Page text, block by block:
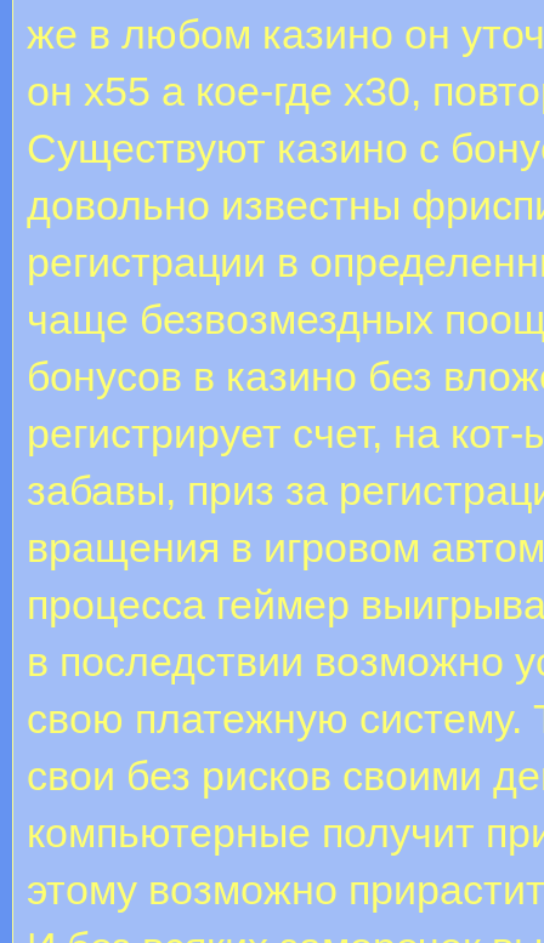
же в любом казино он
он х55 а кое-где х30,
Существуют казино с
довольно известны
регистрации в
чаще безвозмездных
бонусов в казино без
регистрирует счет, на
забавы, приз за
вращения в игровом
процесса геймер
в последствии возможно
свою платежную систему.
свои без рисков своими
компьютерные получит
этому возможно